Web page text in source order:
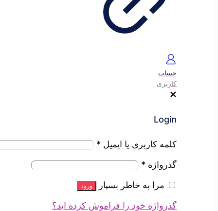
حساب
کاربری
✕
Login
کلمه کاربری یا ایمیل *
گذرواژه *
مرا به خاطر بسپار
ورود
گذرواژه خود را فراموش کرده اید؟